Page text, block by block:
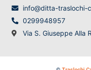
info@ditta-traslochi-
0299948957
Via S. Giuseppe Alla